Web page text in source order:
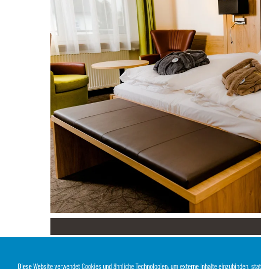
Diese Website verwendet Cookies und ähnliche Technologien, um externe Inhalte einzubinden,